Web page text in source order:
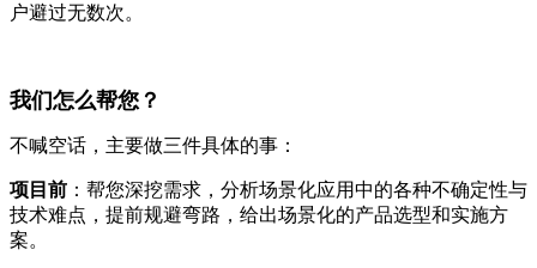
户避过无数次。
我们怎么帮您？
不喊空话，主要做三件具体的事：
项目前 ：帮您深挖需求，分析场景化应用中的各种不确定性与
技术难点，提前规避弯路，给出场景化的产品选型和实施方
案。